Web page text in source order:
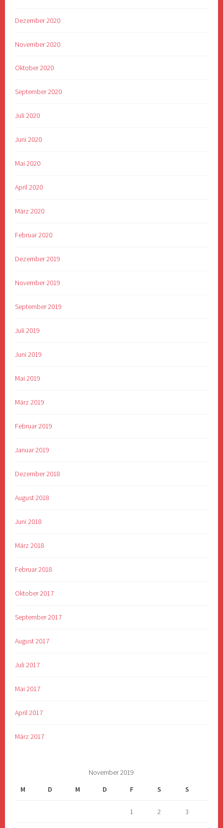
Dezember 2020
November 2020
Oktober 2020
September 2020
Juli 2020
Juni 2020
Mai 2020
April 2020
März 2020
Februar 2020
Dezember 2019
November 2019
September 2019
Juli 2019
Juni 2019
Mai 2019
März 2019
Februar 2019
Januar 2019
Dezember 2018
August 2018
Juni 2018
März 2018
Februar 2018
Oktober 2017
September 2017
August 2017
Juli 2017
Mai 2017
April 2017
März 2017
November 2019
M
D M D F S S
1 2 3